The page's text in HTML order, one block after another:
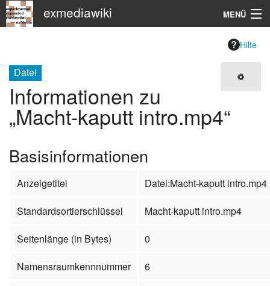
exmediawiki MENÜ
KHM
Suche
Hilfe
Datei
Informationen zu
„Macht-kaputt intro.mp4“
Basisinformationen
Anzeigetitel
Datei:Macht-kaputt intro.mp4
Standardsortierschlüssel
Macht-kaputt intro.mp4
Seitenlänge (in Bytes)
0
Namensraumkennnummer
6